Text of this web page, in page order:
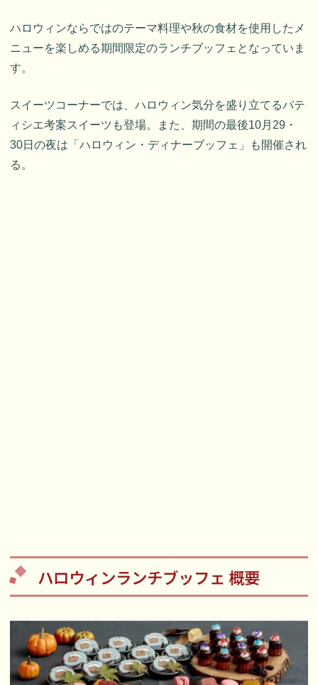
ハロウィンならではのテーマ料理や秋の食材を使用したメ
ニューを楽しめる期間限定のランチブッフェとなっていま
す。
スイーツコーナーでは、ハロウィン気分を盛り立てるパテ
ィシエ考案スイーツも登場。また、期間の最後10月29・
30日の夜は「ハロウィン・ディナーブッフェ」も開催され
る。
ハロウィンランチブッフェ 概要